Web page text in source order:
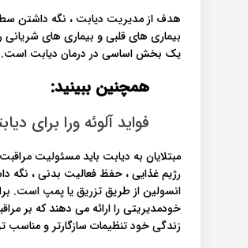
هدف از مدیریت دیابت ، نگه داشتن
بیماری های قلبی و بیماری های
یک بخش اساسی در درمان دیابت است.
همچنین ببینید:
فواید آلوئه ورا برای
مبتلایان به دیابت باید مسئولیت
رژیم غذایی ، حفظ فعالیت بدنی ، نگه
انسولین از طریق تزریق یا پمپ است.
خودمدیریتی را ارائه می دهند که بر
زندگی خود تنظیمات سازگارتر و مناسب